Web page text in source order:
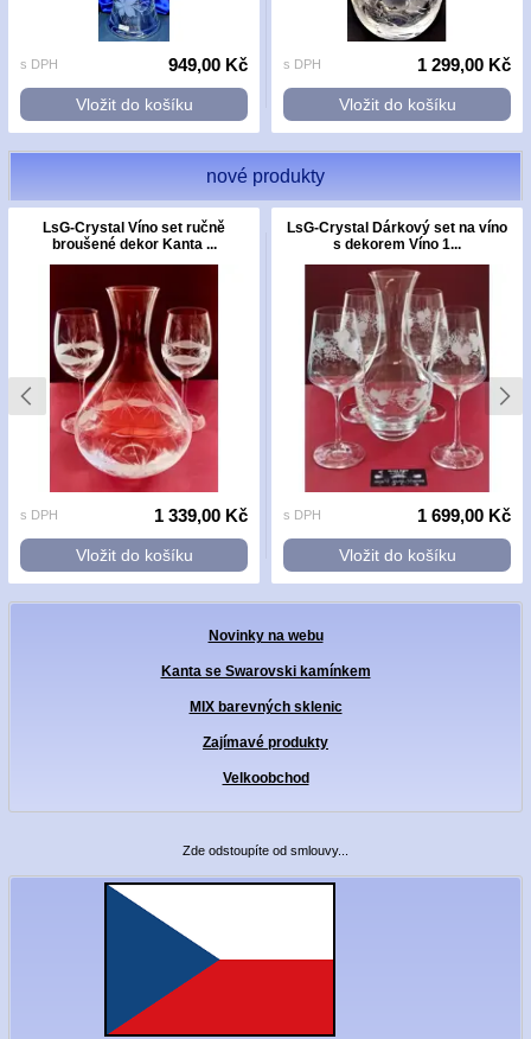
Novinky na webu
Kanta se Swarovski kamínkem
MIX barevných sklenic
Zajímavé produkty
Velkoobchod
Zde odstoupíte od smlouvy...
s DPH 949,00 Kč
Vložit do košíku
s DPH 1 299,00 Kč
Vložit do košíku
nové produkty
LsG-Crystal Víno set ručně
broušené dekor Kanta ...
s DPH 1 339,00 Kč
Vložit do košíku
LsG-Crystal Dárkový set na víno
s dekorem Víno 1...
s DPH 1 699,00 Kč
Vložit do košíku